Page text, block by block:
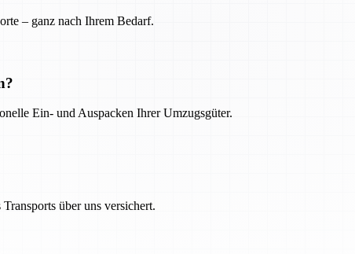
– ganz nach Ihrem Bedarf.
Ein- und Auspacken Ihrer Umzugsgüter.
über uns versichert.